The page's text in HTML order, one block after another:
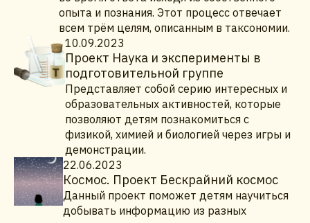
опыта и познания. Этот процесс отвечает
всем трём целям, описанным в таксономии.
10.09.2023
Проект Наука и эксперименты в
подготовительной группе
Представляет собой серию интересных и
образовательных активностей, которые
позволяют детям познакомиться с
физикой, химией и биологией через игры и
демонстрации.
22.06.2023
Космос. Проект Бескрайний космос
Данный проект поможет детям научиться
добывать информацию из разных